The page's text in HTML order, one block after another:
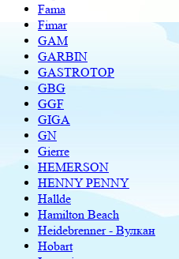
Fama
Fimar
GAM
GARBIN
GASTROTOP
GBG
GGF
GIGA
GN
Gierre
HEMERSON
HENNY PENNY
Hallde
Hamilton Beach
Heidebrenner - Вулкан
Hobart